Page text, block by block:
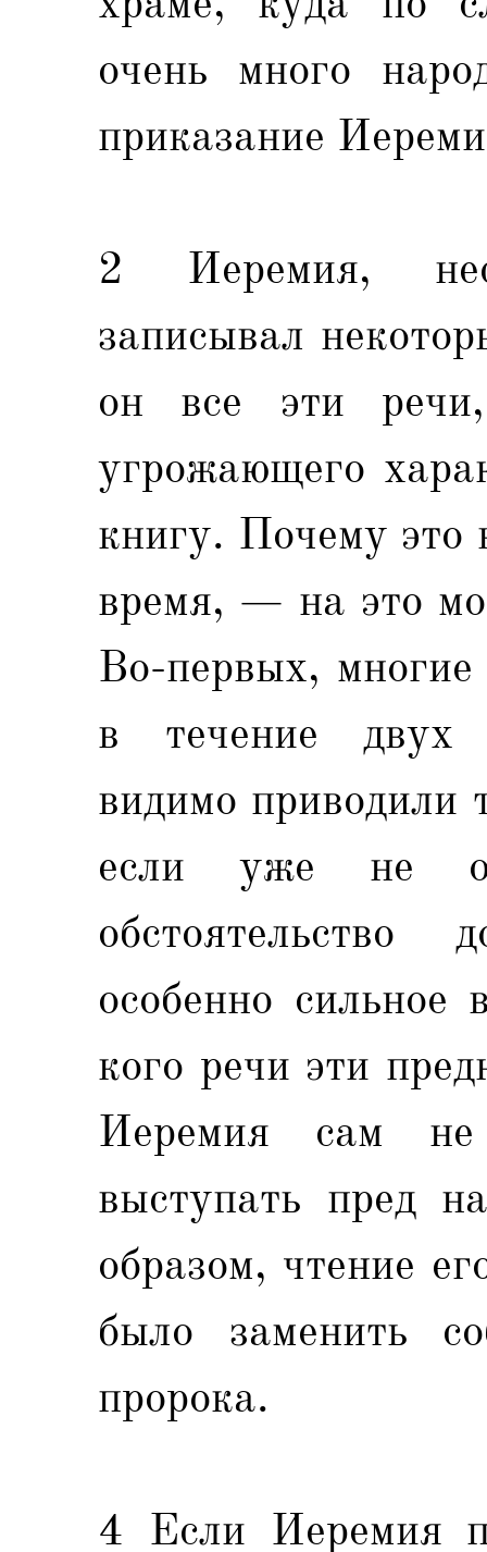
очень много
приказание
2 Иеремия,
записывал
он все эти
угрожающего
книгу. Почему это
время, — на это
Во-первых,
в течение двух
видимо приводили
если уже не
особенно сильное
кого речи эти
Иеремия сам
выступать пред
образом, чтение
было заменить
пророка.
4 Если Иеремия